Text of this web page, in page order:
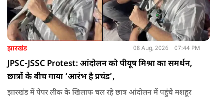
झारखंड 08 Aug, 2026 07:44 PM
JPSC-JSSC Protest: आंदोलन को पीयूष मिश्रा का समर्थन,
छात्रों के बीच गाया ‘आरंभ है प्रचंड’,
झारखंड में पेपर लीक के खिलाफ चल रहे छात्र आंदोलन में पहुंचे मशहूर